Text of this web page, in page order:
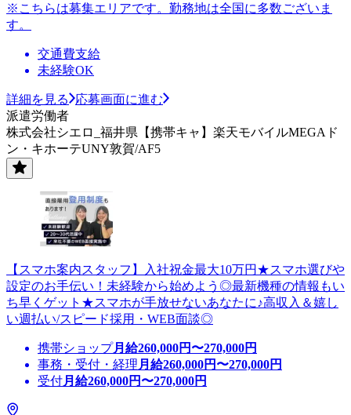
※こちらは募集エリアです。勤務地は全国に多数ございま
す。
交通費支給
未経験OK
詳細を見る
応募画面に進む
派遣労働者
株式会社シエロ_福井県【携帯キャ】楽天モバイルMEGAド
ン・キホーテUNY敦賀/AF5
【スマホ案内スタッフ】入社祝金最大10万円★スマホ選びや
設定のお手伝い！未経験から始めよう◎最新機種の情報もい
ち早くゲット★スマホが手放せないあなたに♪高収入＆嬉し
い週払い/スピード採用・WEB面談◎
携帯ショップ月給260,000円〜270,000円
事務・受付・経理 月給260,000円〜270,000円
受付月給260,000円〜270,000円